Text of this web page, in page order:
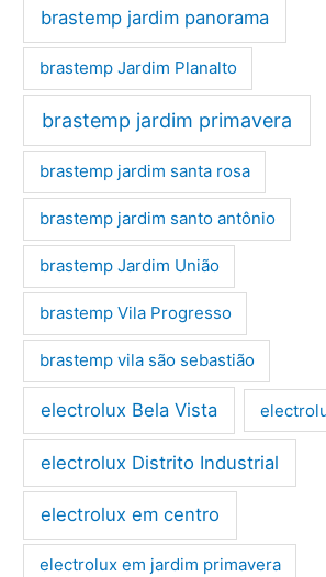
brastemp jardim panorama
brastemp Jardim Planalto
brastemp jardim primavera
brastemp jardim santa rosa
brastemp jardim santo antônio
brastemp Jardim União
brastemp Vila Progresso
brastemp vila são sebastião
electrolux Bela Vista
electrolux Distrito Industrial
electrolux em centro
electrolux em jardim primavera